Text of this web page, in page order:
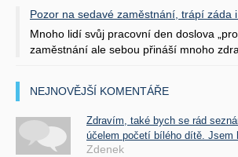
Pozor na sedavé zaměstnání, trápí záda
Mnoho lidí svůj pracovní den doslova
zaměstnání ale sebou přináší mnoho
NEJNOVĚJŠÍ KOMENTÁŘE
Zdravím, také bych se rád
účelem početí bílého dítě. Jsem
Zdenek